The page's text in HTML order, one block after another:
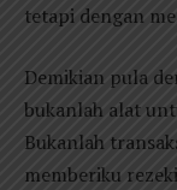
tetapi dengan
Demikian pula
bukanlah alat
Bukanlah
memberiku